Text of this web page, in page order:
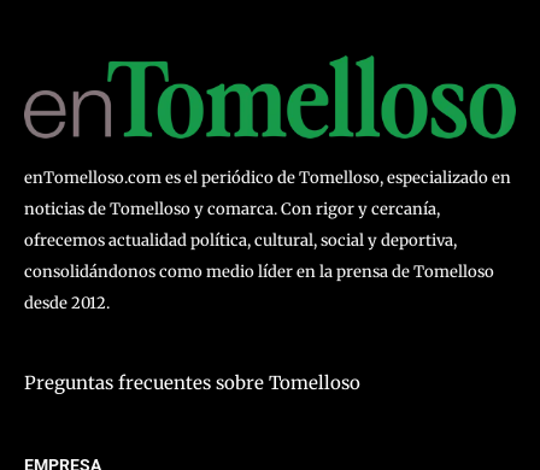
enTomelloso.com es el periódico de Tomelloso, especializado en
noticias de Tomelloso y comarca. Con rigor y cercanía,
ofrecemos actualidad política, cultural, social y deportiva,
consolidándonos como medio líder en la prensa de Tomelloso
desde 2012.
Preguntas frecuentes sobre Tomelloso
EMPRESA